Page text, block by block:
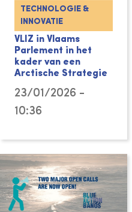
TECHNOLOGIE &
INNOVATIE
VLIZ in Vlaams
Parlement in het
kader van een
Arctische Strategie
23/01/2026 -
10:36